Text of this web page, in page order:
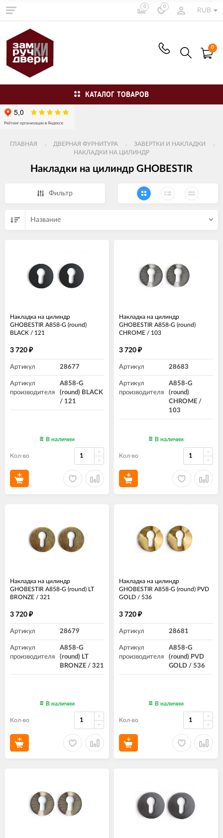
0 0
RUB
0
КАТАЛОГ ТОВАРОВ
ГЛАВНАЯ ДВЕРНАЯ ФУРНИТУРА
ЗАВЕРТКИ И НАКЛАДКИ
НАКЛАДКИ НА ЦИЛИНДР
Накладки на цилиндр GHOBESTIR
Фильтр
Название
Накладка на цилиндр
GHOBESTIR A858-G (round)
BLACK / 121
3 720 ₽
Артикул 28677
Артикул
производителя
A858-G
(round) BLACK
/ 121
В наличии
Кол-во
Накладка на цилиндр
GHOBESTIR A858-G (round)
CHROME / 103
3 720 ₽
Артикул 28683
Артикул
производителя
A858-G
(round)
CHROME /
103
В наличии
Кол-во
Накладка на цилиндр
GHOBESTIR A858-G (round) LT
BRONZE / 321
3 720 ₽
Артикул 28679
Артикул
производителя
A858-G
(round) LT
BRONZE / 321
В наличии
Кол-во
Накладка на цилиндр
GHOBESTIR A858-G (round) PVD
GOLD / 536
3 720 ₽
Артикул 28681
Артикул
производителя
A858-G
(round) PVD
GOLD / 536
В наличии
Кол-во